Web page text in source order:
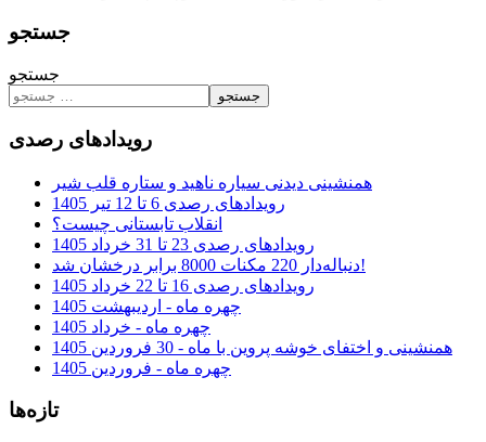
جستجو
جستجو
جستجو
رویدادهای رصدی
همنشینی دیدنی سیاره ناهید و ستاره قلب شیر
رویدادهای رصدی 6 تا 12 تیر 1405
انقلاب تابستانی چیست؟
رویدادهای رصدی 23 تا 31 خرداد 1405
دنباله‌دار 220 مکنات 8000 برابر درخشان شد!
رویدادهای رصدی 16 تا 22 خرداد 1405
چهره ماه - اردیبهشت 1405
چهره ماه - خرداد 1405
همنشینی و اختفای خوشه پروین با ماه - 30 فروردین 1405
چهره ماه - فروردین 1405
تازه‌ها